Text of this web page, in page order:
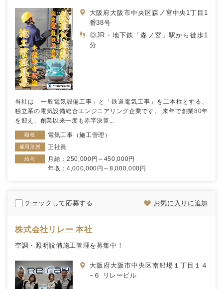
大阪府大阪市中央区森ノ宮中央1丁目1
番38号
◎JR・地下鉄「森ノ宮」駅から徒歩1
分
当社は「一般電気設備工事」と「鉄道電気工事」を二本柱とする、
独立系の電気設備総合エンジニアリング企業です。 来年で創業80年
を迎え、創業以来一度も赤字決算...
職種 電気工事（施工管理）
雇用形態 正社員
給与
月給：250,000円～450,000円
年収：4,000,000円～8,000,000円
チェックして応募する お気に入りに追加
株式会社リレー 本社
空調・照明設備施工管理を募集中！
大阪府大阪市中央区南船場１丁目１４
−６ リレービル